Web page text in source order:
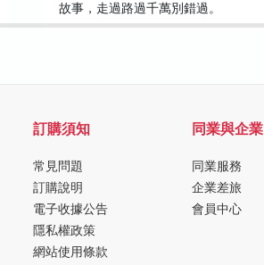
故事，走過路過千萬別錯過。
訂購須知
常見問題
訂購說明
電子收據公告
隱私權政策
網站使用條款
同業與企業
同業服務
企業差旅
會員中心